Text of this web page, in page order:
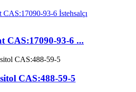
CAS:17090-93-6 ...
CAS:488-59-5